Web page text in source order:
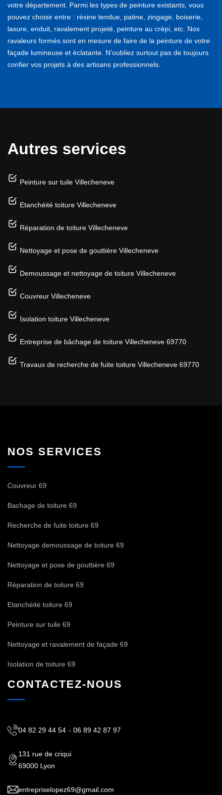
votre département. Parmi les types de peinture existants, vous
pouvez choisir entre : résine tendue, patine, zingage, boiserie,
lasure, enduit, ravalement projeté, peinture au crépi, etc. Nos
ravaleurs formés sont en mesure de faire de la peinture de votre
façade lumineuse et éclatante. N’oubliez surtout pas de toujours
confier vos projets à des artisans professionnels.
Autres services
Peinture sur tuile Villecheneve
Etanchéité toiture Villecheneve
Réparation de toiture Villecheneve
Nettoyage et pose de gouttière Villecheneve
Demoussage et nettoyage de toiture Villecheneve
Couvreur Villecheneve
Isolation toiture Villecheneve
Entreprise de bâchage de toiture Villecheneve 69770
Travaux de recherche de fuite toiture Villecheneve 69770
NOS SERVICES
Couvreur 69
Bachage de toiture 69
Recherche de fuite toiture 69
Nettoyage demoussage de toiture 69
Nettoyage et pose de gouttière 69
Réparation de toiture 69
Etanchéité toiture 69
Peinture sur tuile 69
Nettoyage et ravalement de façade 69
Isolation de toiture 69
CONTACTEZ-NOUS
04 82 29 44 54 - 06 89 42 87 97
131 rue de criqui
69000 Lyon
entrepriselopez69@gmail.com